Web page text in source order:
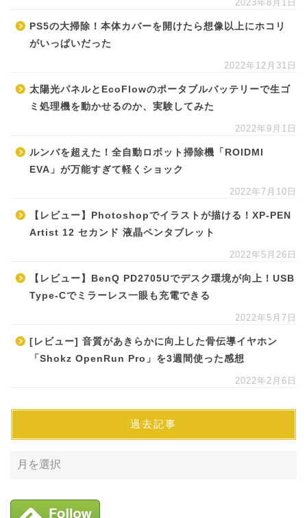
2023年8月1日
PS5の大掃除！本体カバーを開けたら想像以上にホコリ
がいっぱいだった
2022年12月31日
太陽光パネルとEcoFlowのポータブルバッテリーで生ゴ
ミ処理機を動かせるのか、実験してみた
2022年9月1日
ルンバを超えた！全自動ロボット掃除機「ROIDMI
EVA」が万能すぎて軽くショック
2022年7月10日
【レビュー】Photoshopでイラストが描ける！XP-PEN
Artist 12 セカンド 液晶ペンタブレット
2022年5月26日
【レビュー】BenQ PD2705Uでデスク環境が向上！USB
Type-Cでミラーレス一眼も充電できる
2022年5月7日
[レビュー] 音質があきらかに向上した骨伝導イヤホン
「Shokz OpenRun Pro」を3週間使った感想
2022年2月6日
過去記事